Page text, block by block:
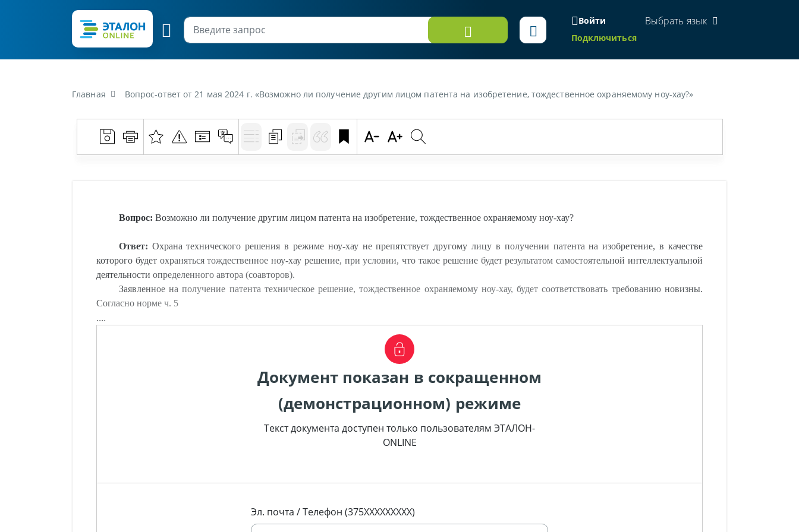
Войти
Подключиться
Выбрать язык
Главная Вопрос-ответ от 21 мая 2024 г. «Возможно ли получение другим лицом патента на изобретение, тождественное охраняемому ноу-хау?»
Вопрос: Возможно ли получение другим лицом патента на изобретение, тождественное охраняемому ноу-хау?
Ответ: Охрана технического решения в режиме ноу-хау не препятствует другому лицу в получении патента на изобретение, в качестве
которого будет охраняться тождественное ноу-хау решение, при условии, что такое решение будет результатом самостоятельной интеллектуальной
деятельности определенного автора (соавторов).
Заявленное на получение патента техническое решение, тождественное охраняемому ноу-хау, будет соответствовать требованию новизны.
Согласно норме ч. 5
....
Документ показан в сокращенном
(демонстрационном) режиме
Текст документа доступен только пользователям ЭТАЛОН-
ONLINE
Эл. почта / Телефон (375XXXXXXXXX)